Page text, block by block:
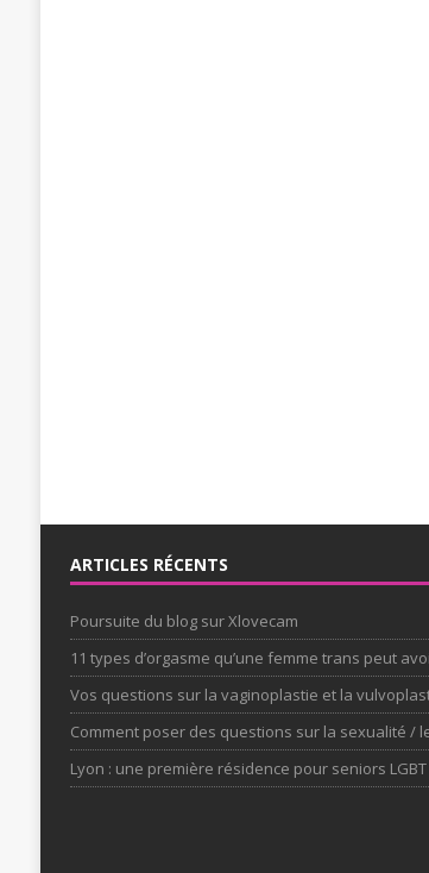
ARTICLES RÉCENTS
Poursuite du blog sur Xlovecam
11 types d’orgasme qu’une femme trans peut
Vos questions sur la vaginoplastie et la
Comment poser des questions sur la sexualité /
Lyon : une première résidence pour seniors LGBT